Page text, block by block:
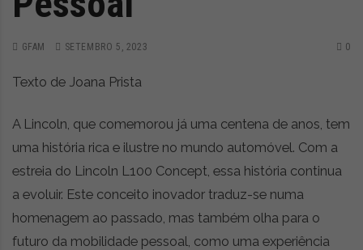
GFAM SETEMBRO 5, 2023 0
Texto de Joana Prista
A Lincoln, que comemorou já uma centena de anos, tem
uma história rica e ilustre no mundo automóvel. Com a
estreia do Lincoln L100 Concept, essa história continua
a evoluir. Este conceito inovador traduz-se numa
homenagem ao passado, mas também olha para o
futuro da mobilidade pessoal, como uma experiência